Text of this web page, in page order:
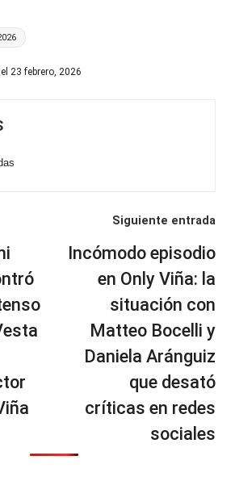
23 febrero, 2026
Siguiente entrada
Incómodo episodio
en Only Viña: la
situación con
Matteo Bocelli y
Daniela Aránguiz
que desató
críticas en redes
sociales